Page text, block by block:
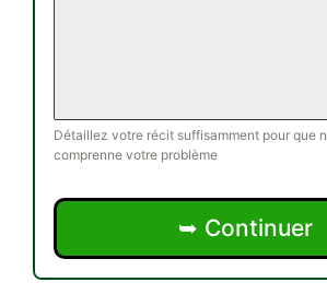
Détaillez votre récit suffisamment pour que
comprenne votre problème
➥ Continuer